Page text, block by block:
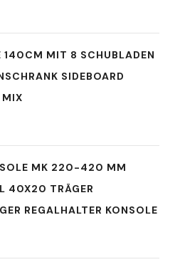
140CM MIT 8 SCHUBLADEN
SIDEBOARD
MK 220-420 MM
40X20 TRÄGER
REGALHALTER KONSOLE